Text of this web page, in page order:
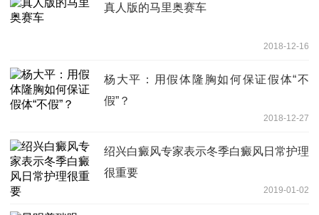
真人版的马里奥赛车
2018-12-16
杨大平：用假体隆胸如何保证假体“不
假”？
2018-12-27
绍兴白癜风专家表示冬季白癜风日常护理
很重要
2019-01-02